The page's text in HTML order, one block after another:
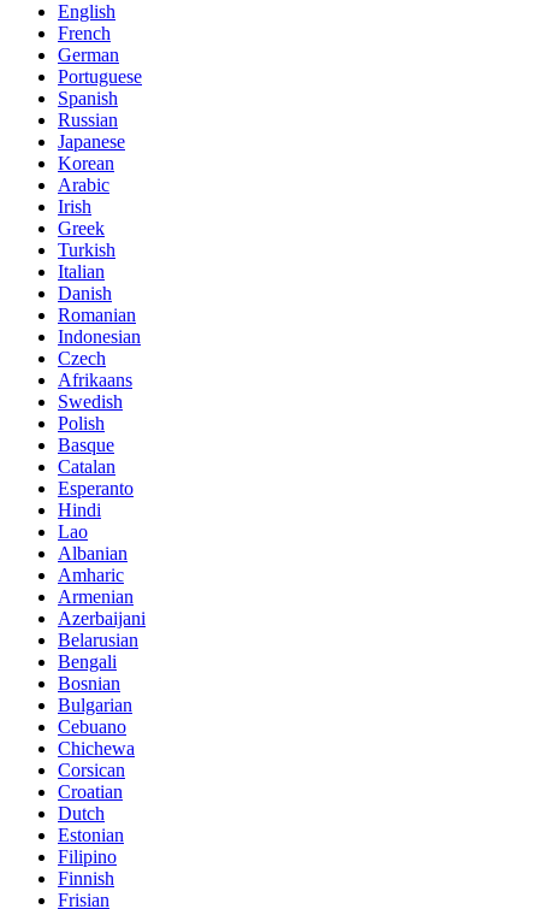
English
French
German
Portuguese
Spanish
Russian
Japanese
Korean
Arabic
Irish
Greek
Turkish
Italian
Danish
Romanian
Indonesian
Czech
Afrikaans
Swedish
Polish
Basque
Catalan
Esperanto
Hindi
Lao
Albanian
Amharic
Armenian
Azerbaijani
Belarusian
Bengali
Bosnian
Bulgarian
Cebuano
Chichewa
Corsican
Croatian
Dutch
Estonian
Filipino
Finnish
Frisian